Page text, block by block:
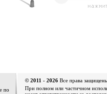
по
© 2011 - 2026 Все права
При полном или частичном